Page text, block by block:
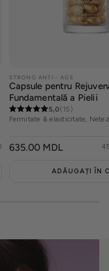
STRONG ANTI - AGE
Capsule pentru
Fundamentală a Pielii
5,0(15)
Fermitate & elasticitate,
PREȚ
635.00 MDL
ADĂUGAȚI ÎN